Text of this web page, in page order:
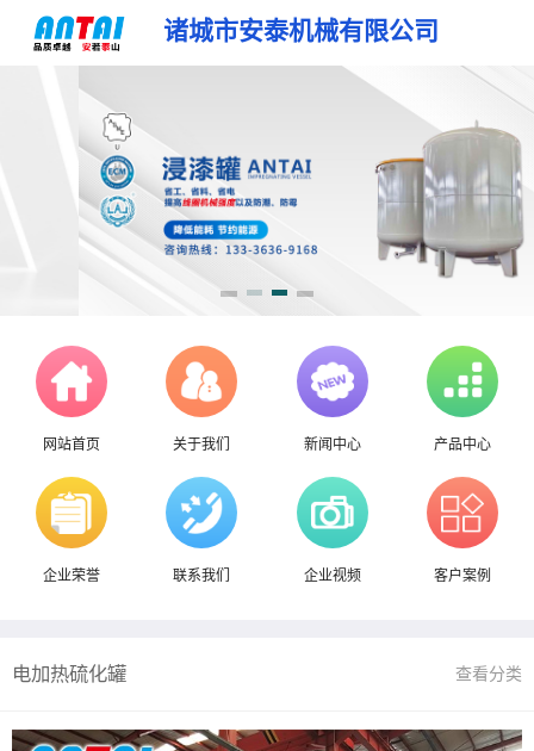
诸城市安泰机械有限公司
网站首页 关于我们 新闻中心 产品中心
企业荣誉 联系我们 企业视频 客户案例
电加热硫化罐 查看分类